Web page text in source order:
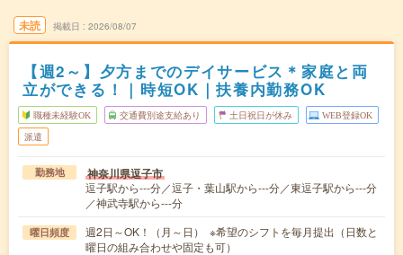
未読 掲載日 2026/08/07
【週2～】夕方までのデイサービス＊家庭と両
立ができる！｜時短OK｜扶養内勤務OK
職種未経験OK 交通費別途支給あり 土日祝日が休み WEB登録OK
派遣
勤務地 神奈川県逗子市
逗子駅から---分／逗子・葉山駅から---分／東逗子駅から---分
／神武寺駅から---分
曜日頻度
週2日～OK！（月～日） ※希望のシフトを毎月提出（日数と
曜日の組み合わせや固定も可）